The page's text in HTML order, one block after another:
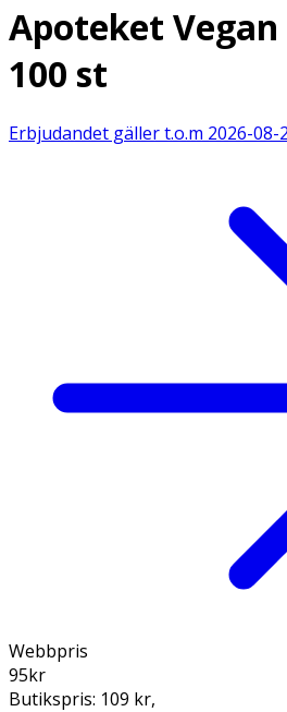
Apoteket
100 st
Erbjudandet gäller t.o.m 2026-08-
Webbpris
95kr
Butikspris: 109 kr,